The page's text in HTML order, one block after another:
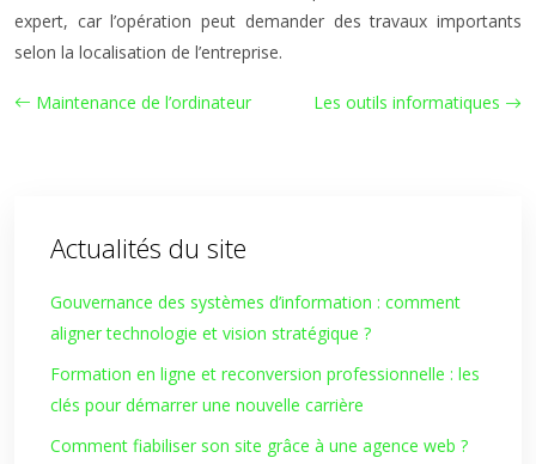
expert, car l’opération peut demander des travaux importants
selon la localisation de l’entreprise.
Maintenance de l’ordinateur Les outils informatiques
Actualités du site
Gouvernance des systèmes d’information : comment
aligner technologie et vision stratégique ?
Formation en ligne et reconversion professionnelle : les
clés pour démarrer une nouvelle carrière
Comment fiabiliser son site grâce à une agence web ?